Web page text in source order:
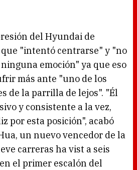
del Hyundai de
"intentó centrarse" y "no
emoción" ya que eso
más ante "uno de los
de la parrilla de lejos". "Él
y consistente a la vez,
por esta posición", acabó
un nuevo vencedor de la
carreras ha vist a seis
el primer escalón del